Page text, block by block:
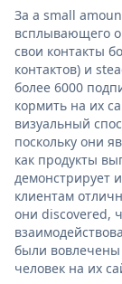
За a small
всплывающего
свои контакты
контактов) и
более 6000
кормить на их
визуальный
поскольку они
как продукты
демонстрирует
клиентам
они discovered,
были
человек на их